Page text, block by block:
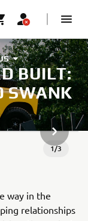
BUILT:
SWANK
1/3
NESTE
way in the
relationships